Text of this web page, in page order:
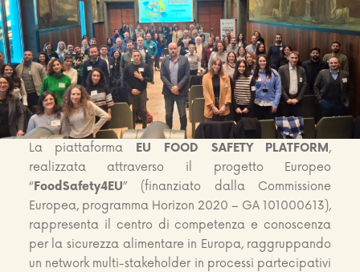
La piattaforma EU FOOD SAFETY PLATFORM,
realizzata attraverso il progetto Europeo
“FoodSafety4EU” (finanziato dalla Commissione
Europea, programma Horizon 2020 – GA 101000613),
rappresenta il centro di competenza e conoscenza
per la sicurezza alimentare in Europa, raggruppando
un network multi-stakeholder in processi partecipativi